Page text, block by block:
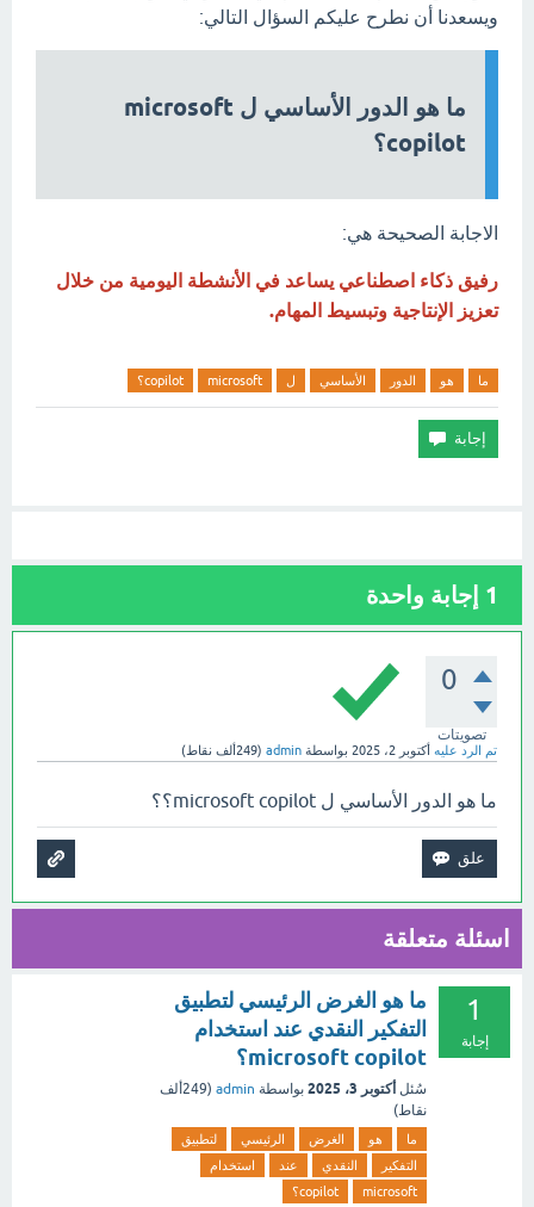
ويسعدنا أن نطرح عليكم السؤال التالي:
ما هو الدور الأساسي ل microsoft
copilot؟
الاجابة الصحيحة هي:
رفيق ذكاء اصطناعي يساعد في الأنشطة اليومية من خلال
تعزيز الإنتاجية وتبسيط المهام.
ما هو الدور الأساسي ل microsoft copilot؟
1 إجابة واحدة
0
تصويتات
تم الرد عليه أكتوبر 2، 2025 بواسطة admin
(249ألف نقاط)
ما هو الدور الأساسي ل microsoft copilot؟؟
اسئلة متعلقة
1
إجابة
ما هو الغرض الرئيسي لتطبيق
التفكير النقدي عند استخدام
microsoft copilot؟
سُئل أكتوبر 3، 2025 بواسطة admin
(249ألف
نقاط)
ما هو الغرض الرئيسي
لتطبيق
التفكير
النقدي عند
استخدام
microsoft
copilot؟